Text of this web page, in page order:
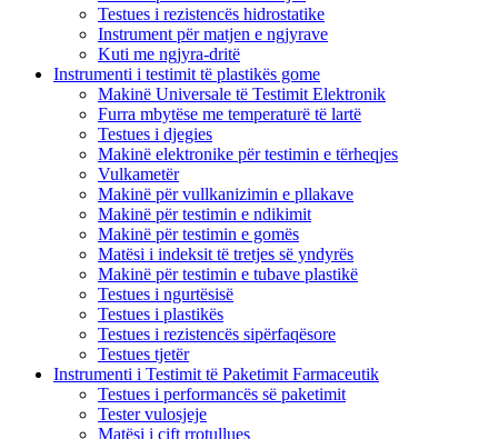
Testues i rezistencës hidrostatike
Instrument për matjen e ngjyrave
Kuti me ngjyra-dritë
Instrumenti i testimit të plastikës gome
Makinë Universale të Testimit Elektronik
Furra mbytëse me temperaturë të lartë
Testues i djegies
Makinë elektronike për testimin e tërheqjes
Vulkametër
Makinë për vullkanizimin e pllakave
Makinë për testimin e ndikimit
Makinë për testimin e gomës
Matësi i indeksit të tretjes së yndyrës
Makinë për testimin e tubave plastikë
Testues i ngurtësisë
Testues i plastikës
Testues i rezistencës sipërfaqësore
Testues tjetër
Instrumenti i Testimit të Paketimit Farmaceutik
Testues i performancës së paketimit
Tester vulosjeje
Matësi i çift rrotullues